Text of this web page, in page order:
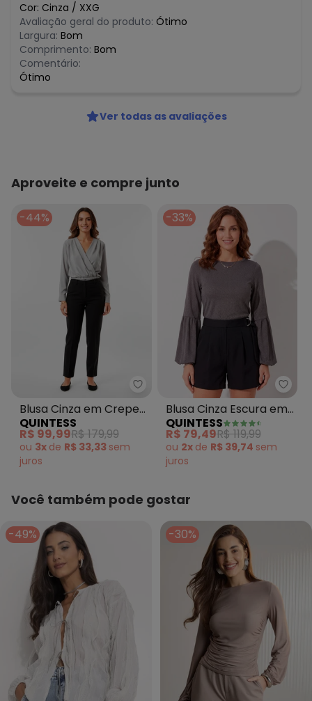
Cor: Cinza / XXG
Avaliação geral do produto: Ótimo
Largura: Bom
Comprimento: Bom
Comentário:
Ótimo
Ver todas as avaliações
Aproveite e compre junto
-44%
Quintess - Blusa Cinza em
Blusa Cinza em Crepe
Plano
QUINTESS
R$ 99,99R$ 179,99
ou 3x de R$ 33,33 sem
juros
-33%
Blusa Cinza Escura em
Malha Crepe
QUINTESS
R$ 79,49R$ 119,99
ou 2x de R$ 39,74 sem
juros
Você também pode gostar
-49% -30%